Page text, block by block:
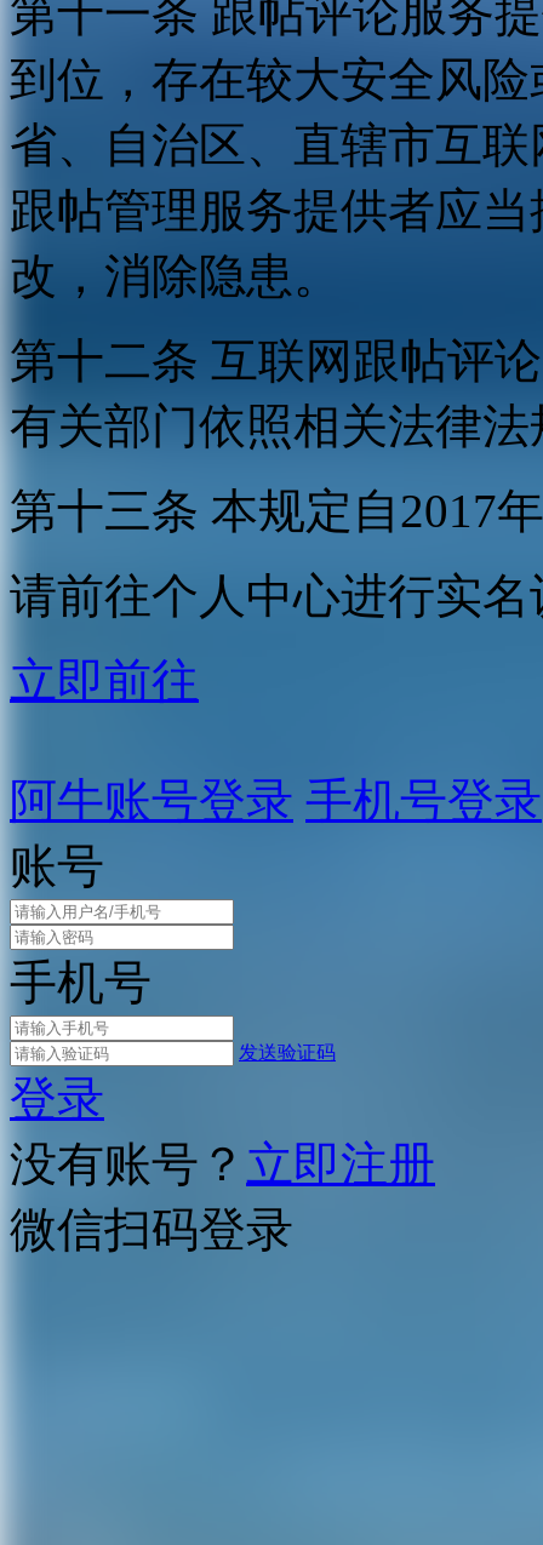
第十一条 跟帖评论服务
到位，存在较大安全风
省、自治区、直辖市互
跟帖管理服务提供者应
改，消除隐患。
第十二条 互联网跟帖评
有关部门依照相关法律
第十三条 本规定自2017
请前往个人中心进行实名
立即前往
阿牛账号登录 手机号登录
账号
手机号
发送验证码
登录
没有账号？ 立即注册
微信扫码登录